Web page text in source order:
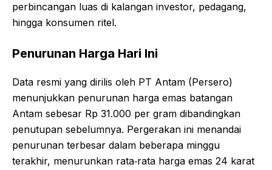
perbincangan luas di kalangan investor, pedagang,
hingga konsumen ritel.
Penurunan Harga Hari Ini
Data resmi yang dirilis oleh PT Antam (Persero)
menunjukkan penurunan harga emas batangan
Antam sebesar Rp 31.000 per gram dibandingkan
penutupan sebelumnya. Pergerakan ini menandai
penurunan terbesar dalam beberapa minggu
terakhir, menurunkan rata‑rata harga emas 24 karat